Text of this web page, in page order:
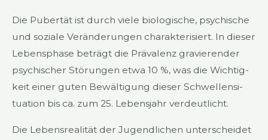
Die Puber­tät ist durch vie­le bio­lo­gi­sche, psy­chi­sche
und sozia­le Ver­än­de­run­gen cha­rak­te­ri­siert. In die­ser
Lebens­pha­se beträgt die Prä­va­lenz gra­vie­ren­der
psy­chi­scher Stö­run­gen etwa 10 %, was die Wich­tig­
keit einer guten Bewäl­ti­gung die­ser Schwel­len­si­
tua­ti­on bis ca. zum 25. Lebens­jahr ver­deut­licht.
Die Lebens­rea­li­tät der Jugend­li­chen unter­schei­det